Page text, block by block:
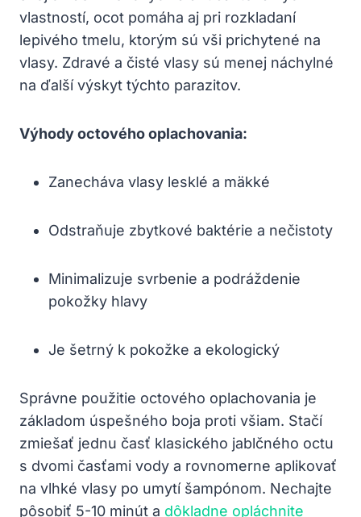
vlastností, ocot pomáha aj pri rozkladaní
lepivého tmelu, ktorým sú vši prichytené na
vlasy. Zdravé a čisté vlasy sú menej náchylné
na ďalší výskyt týchto parazitov.
Výhody octového oplachovania:
Zanecháva vlasy lesklé a mäkké
Odstraňuje zbytkové baktérie a nečistoty
Minimalizuje svrbenie a podráždenie
pokožky hlavy
Je šetrný k pokožke a ekologický
Správne použitie octového oplachovania je
základom úspešného boja proti všiam. Stačí
zmiešať jednu časť klasického jablčného octu
s dvomi časťami vody a rovnomerne aplikovať
na vlhké vlasy po umytí šampónom. Nechajte
pôsobiť 5-10 minút a dôkladne opláchnite